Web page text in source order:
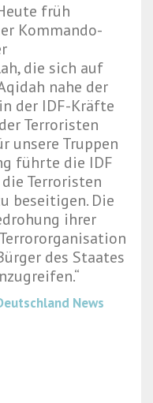
früh
Kommando-
die sich auf
nahe der
der IDF-Kräfte
Terroristen
unsere Truppen
führte die IDF
Terroristen
beseitigen. Die
ihrer
des Staates
News